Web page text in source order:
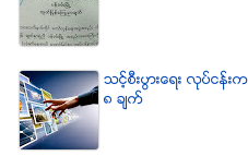
သင့္စီးပြားေရး လုပ္င
၈ ခ်က္